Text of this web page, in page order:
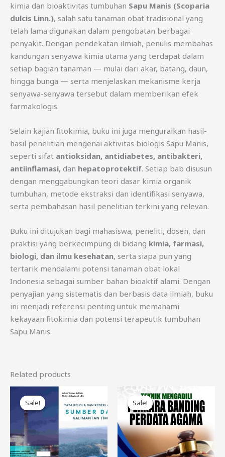
kimia dan bioaktivitas tumbuhan Sapu Manis (Scoparia
dulcis Linn.), salah satu tanaman obat tradisional yang
telah lama digunakan dalam pengobatan berbagai
penyakit. Dengan pendekatan ilmiah, penulis membahas
kandungan senyawa kimia utama yang terdapat dalam
setiap bagian tanaman — mulai dari akar, batang, daun,
hingga bunga — serta menjelaskan mekanisme kerja
senyawa-senyawa tersebut dalam memberikan efek
farmakologis.
Selain kajian fitokimia, buku ini juga menguraikan hasil-
hasil penelitian mengenai aktivitas biologis Sapu Manis,
seperti sifat antioksidan, antidiabetes, antibakteri,
antiinflamasi, dan hepatoprotektif. Setiap bab disusun
dengan menggabungkan teori dasar kimia organik
tumbuhan, metode ekstraksi dan identifikasi senyawa,
serta pembahasan hasil penelitian terkini yang relevan.
Buku ini ditujukan bagi mahasiswa, peneliti, dosen, dan
praktisi yang berkecimpung di bidang kimia, farmasi,
biologi, dan ilmu kesehatan, serta siapa pun yang
tertarik mendalami potensi tanaman obat lokal
Indonesia sebagai sumber bahan bioaktif alami. Dengan
penyajian yang sistematis dan berbasis data ilmiah, buku
ini menjadi referensi penting untuk memahami
kekayaan fitokimia dan potensi terapeutik tumbuhan
Sapu Manis.
Related products
Sale!
Sale!
Original
price
Rp150.000.
price
is:
Rp97.500.
Sale!
Sale!
price
was:
Rp450.000.
price
is:
Rp300.000.